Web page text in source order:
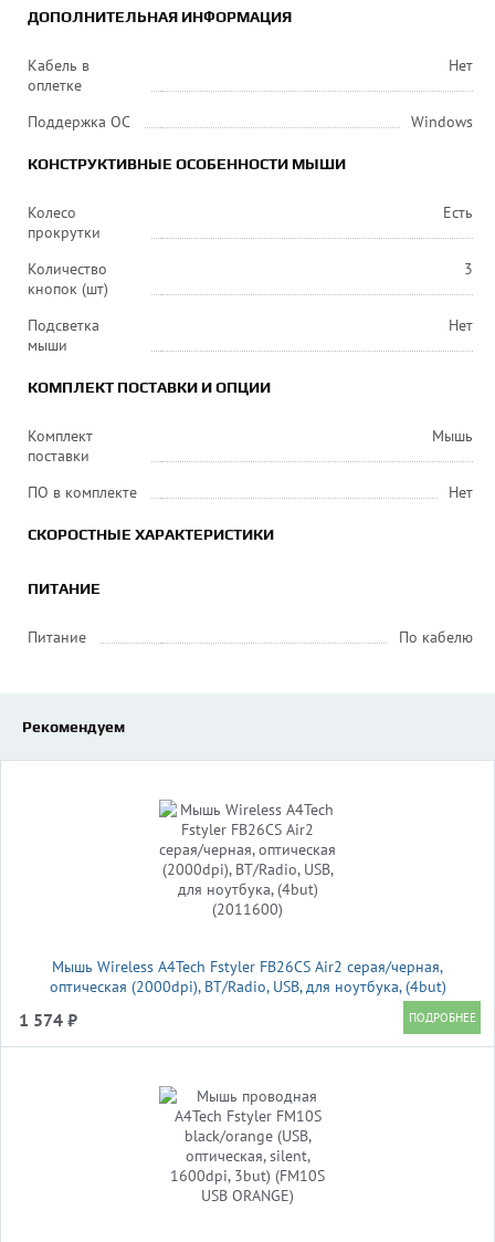
ДОПОЛНИТЕЛЬНАЯ ИНФОРМАЦИЯ
Кабель в
оплетке
Нет
Поддержка ОС Windows
КОНСТРУКТИВНЫЕ ОСОБЕННОСТИ МЫШИ
Колесо
прокрутки
Есть
Количество
кнопок (шт)
3
Подсветка
мыши
Нет
КОМПЛЕКТ ПОСТАВКИ И ОПЦИИ
Комплект
поставки
Мышь
ПО в комплекте Нет
СКОРОСТНЫЕ ХАРАКТЕРИСТИКИ
ПИТАНИЕ
Питание По кабелю
Рекомендуем
Мышь Wireless A4Tech Fstyler FB26CS Air2 серая/черная,
оптическая (2000dpi), BT/Radio, USB, для ноутбука, (4but)
1 574 ₽